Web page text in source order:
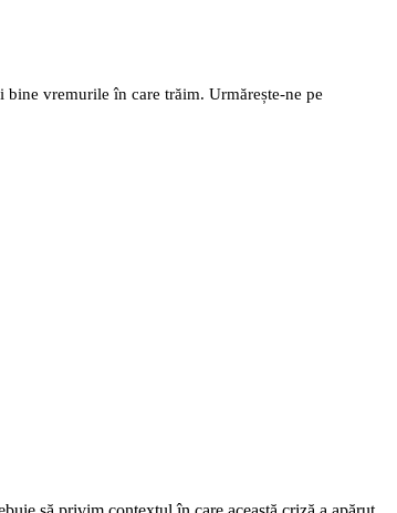
vremurile în care trăim. Urmărește-ne pe